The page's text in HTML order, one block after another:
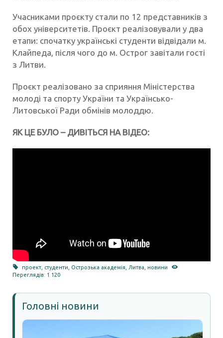
Учасниками проєкту стали по 12 представників з
обох університетів. Проєкт реалізовували у два
етапи: спочатку українські студенти відвідали м.
Клайпеда, після чого до м. Острог завітали гості
з Литви.
Проєкт реалізовано за сприяння Міністерства
молоді та спорту України та Українсько-
Литовської Ради обмінів молоддю.
ЯК ЦЕ БУЛО – ДИВІТЬСЯ НА ВІДЕО:
проект студенти Острозька академія Литва ,новини
Переглядів: 1 120
Головні новини